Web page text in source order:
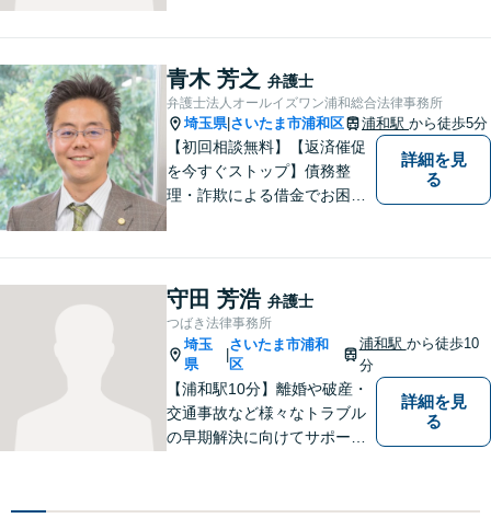
題／企業法務など、幅広く対
応可能。【明確な料金体系】
法律トラブルでお悩みの方
は、どうぞお気軽にご相談く
ださい。
青木 芳之 弁護士
弁護士法人オールイズワン浦和総合法律事務所
埼玉県| さいたま市浦和区 浦和駅 から徒歩5分
【初回相談無料】【返済催促
を今すぐストップ】債務整
理・詐欺による借金でお困り
駅5分】【プライバシー配慮】
【平日22時・土日祝20時ま
で】【弁護士歴10年以上】
詳細を見
る
守田 芳浩 弁護士
つばき法律事務所
埼玉
県
|
さいたま市浦和
区
浦和駅 から徒歩10
分
【浦和駅10分】離婚や破産・
交通事故など様々なトラブル
の早期解決に向けてサポート
分からない」という方も多い
詳細を見
る